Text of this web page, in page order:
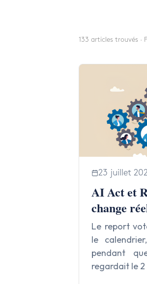
133 articles trouvés ·
23 juillet
AI Act et
change
le report
Le report
le
pendant
regardait le